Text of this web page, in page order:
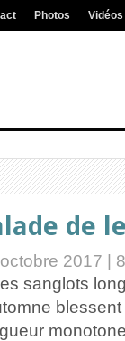
Photos Vidéos
de
2017 |
sanglots